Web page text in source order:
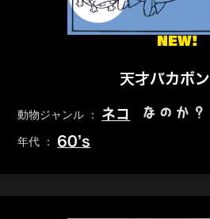
NEW!
天才バカボン
動物ジャンル ： ネコ なのか？
年代 ： 60’s